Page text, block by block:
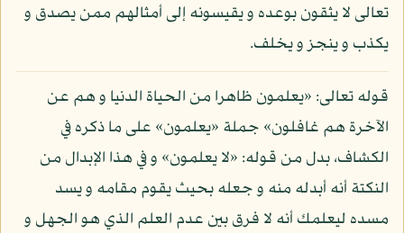
تعالى لا يثقون بوعده و يقيسونه إلى أمثالهم ممن يصدق و
يكذب و ينجز و يخلف.
قوله تعالى: «يعلمون ظاهرا من الحياة الدنيا و هم عن
الآخرة هم غافلون» جملة «يعلمون» على ما ذكره في
الكشاف، بدل من قوله: «لا يعلمون» و في هذا الإبدال من
النكتة أنه أبدله منه و جعله بحيث يقوم مقامه و يسد
مسده ليعلمك أنه لا فرق بين عدم العلم الذي هو الجهل و